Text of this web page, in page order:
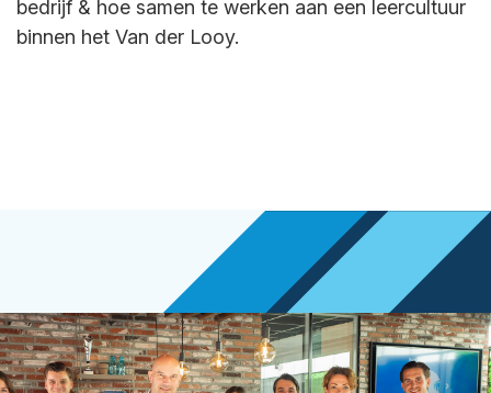
bedrijf & hoe samen te werken aan een leercultuur
binnen het Van der Looy.